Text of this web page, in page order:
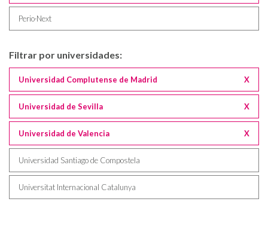
Perio·Next
Filtrar por universidades:
Universidad Complutense de Madrid X
Universidad de Sevilla X
Universidad de Valencia X
Universidad Santiago de Compostela
Universitat Internacional Catalunya